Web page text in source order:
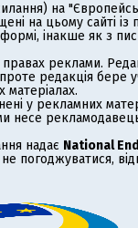
на
на цьому сайті
інакше як з
реклами.
редакція бере
матеріалах.
у рекламних
несе
надає National
погоджуватися,